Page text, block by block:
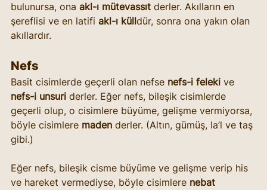
bulunursa, ona akl-ı mütevassıt derler. Akılların en
şereflisi ve en latifi akl-ı külldür, sonra ona yakın olan
akıllardır.
Nefs
Basit cisimlerde geçerli olan nefse nefs-i feleki ve
nefs-i unsuri derler. Eğer nefs, bileşik cisimlerde
geçerli olup, o cisimlere büyüme, gelişme vermiyorsa,
böyle cisimlere maden derler. (Altın, gümüş, la’l ve taş
gibi.)
Eğer nefs, bileşik cisme büyüme ve gelişme verip his
ve hareket vermediyse, böyle cisimlere nebat